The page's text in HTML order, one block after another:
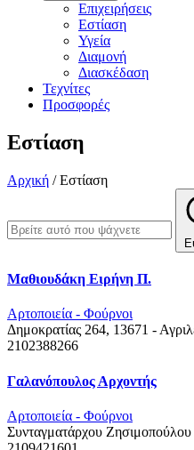
Επιχειρήσεις
Εστίαση
Υγεία
Διαμονή
Διασκέδαση
Τεχνίτες
Προσφορές
Εστίαση
Αρχική / Εστίαση
Μαθιουδάκη Ειρήνη Π.
Αρτοποιεία - Φούρνοι
Δημοκρατίας 264, 13671 -
2102388266
Γαλανόπουλος Αρχοντής
Αρτοποιεία - Φούρνοι
Συνταγματάρχου